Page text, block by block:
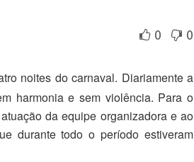
0 0
noites do carnaval. Diariamente a
harmonia e sem violência. Para o
da equipe organizadora e ao
durante todo o período estiveram